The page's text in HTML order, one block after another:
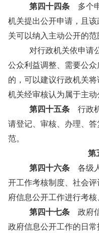
第四十四条 多个
机关提出公开申请，且
关可以纳入主动公开的范
对行政机关依申请
公众利益调整、需要公
的，可以建议行政机关
机关经审核认为属于主动
第四十五条 行政
请登记、审核、办理、
范。
第
第四十六条 各级
开工作考核制度、社会
府信息公开工作进行考核
第四十七条 政府
政府信息公开工作的日